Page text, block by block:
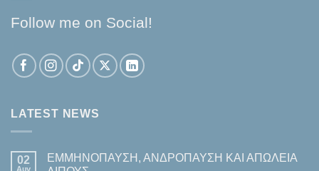
Follow me on Social!
LATEST NEWS
02
Αυγ
ΕΜΜΗΝΟΠΑΥΣΗ, ΑΝΔΡΟΠΑΥΣΗ ΚΑΙ ΑΠΩΛΕΙΑ